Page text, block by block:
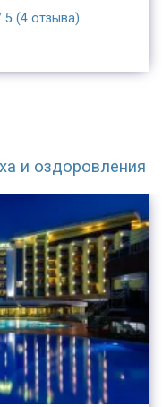
(4 отзыва)
и оздоровления